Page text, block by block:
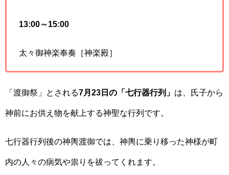
13:00～15:00
太々御神楽奉奏［神楽殿］
「渡御祭」とされる7月23日の「七行器行列」 は、氏子から
神前にお供え物を献上する神聖な行列です。
七行器行列後の神輿渡御では、神輿に乗り移った神様が町
内の人々の病気や祟りを祓ってくれます。